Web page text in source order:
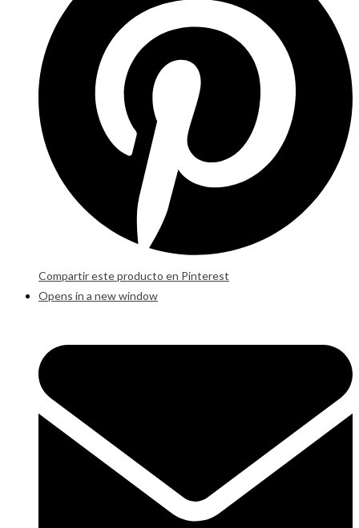
Compartir este producto en Pinterest
Opens in a new window